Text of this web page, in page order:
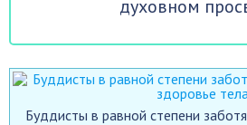
духовном
Буддисты в равной степени